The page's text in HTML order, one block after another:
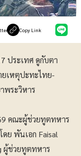
Copy Link
ประเทศ ดูกับตา
ยเหตุปะทะไทย-
พระวิหาร
คณะผู้ช่วยทูตทหาร
ย พันเอก Faisal
ผู้ช่วยทูตทหาร